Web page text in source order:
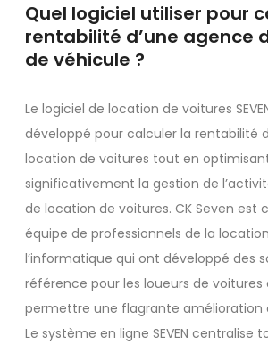
Quel logiciel utiliser pour
rentabilité d’une agence
de véhicule ?
Le logiciel de location de voitures
développé pour calculer la rentabilité
location de voitures tout en
significativement la gestion de
de location de voitures. CK Seven est
équipe de professionnels de la
l’informatique qui ont développé des
référence pour les loueurs de voitures
permettre une flagrante amélioration
Le système en ligne SEVEN centralise